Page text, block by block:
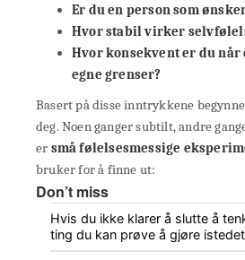
Er du en person som
Hvor stabil virker
Hvor konsekvent er du når
egne grenser?
Basert på disse inntrykkene
deg. Noen ganger subtilt, andre
er små følelsesmessige
bruker for å finne ut:
Don’t miss
Hvis du ikke klarer å slutte å
ting du kan prøve å gjøre istedet